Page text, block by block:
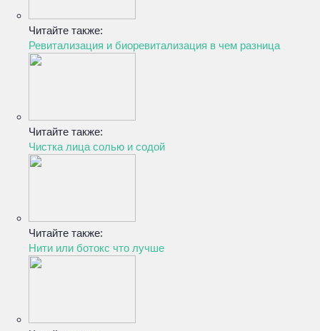
Читайте также:
Ревитализация и биоревитализация в чем разница
Читайте также:
Чистка лица солью и содой
Читайте также:
Нити или ботокс что лучше